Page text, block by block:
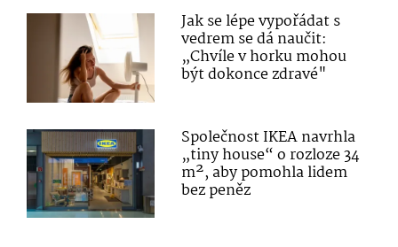
Jak se lépe vypořádat s
vedrem se dá naučit:
„Chvíle v horku mohou
být dokonce zdravé"
Společnost IKEA navrhla
„tiny house“ o rozloze 34
m², aby pomohla lidem
bez peněz